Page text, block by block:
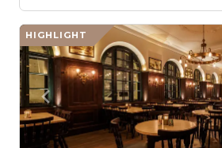
HIGHLIGHT